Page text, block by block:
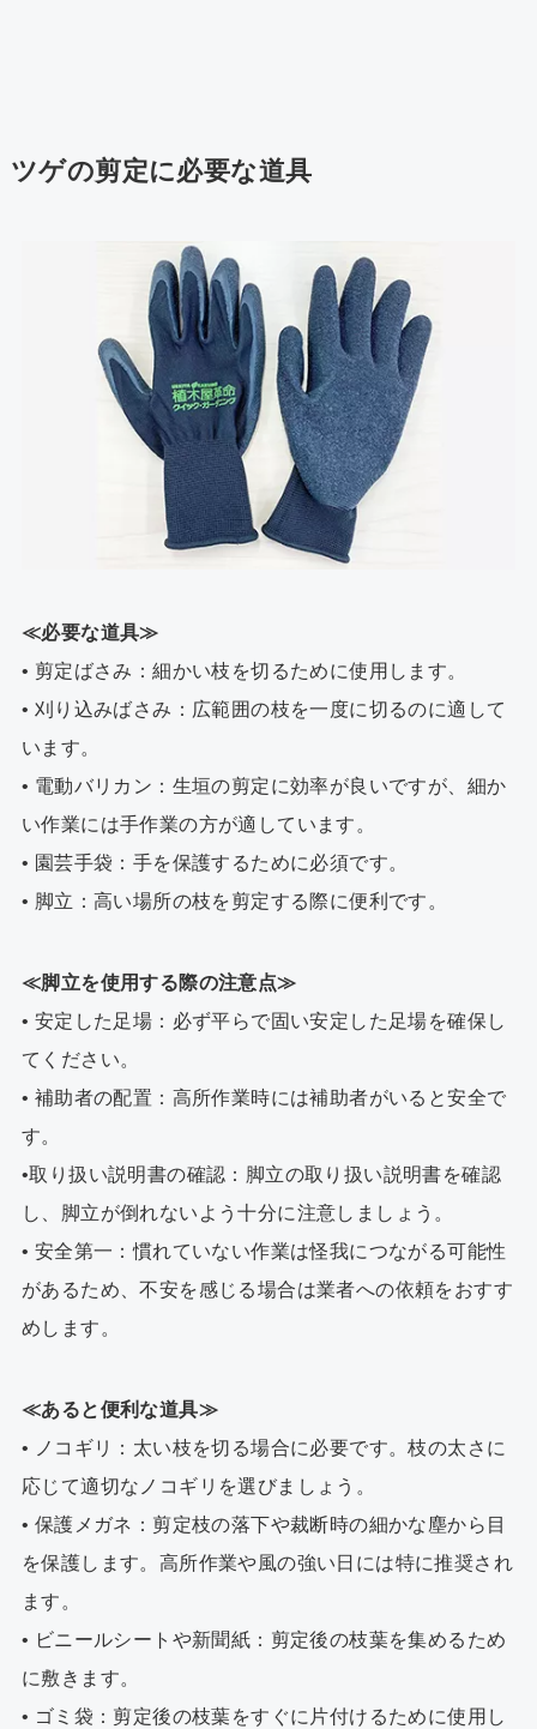
ツゲの剪定に必要な道具
≪必要な道具≫
• 剪定ばさみ：細かい枝を切るために使用します。
• 刈り込みばさみ：広範囲の枝を一度に切るのに適して
います。
• 電動バリカン：生垣の剪定に効率が良いですが、細か
い作業には手作業の方が適しています。
• 園芸手袋：手を保護するために必須です。
• 脚立：高い場所の枝を剪定する際に便利です。
≪脚立を使用する際の注意点≫
• 安定した足場：必ず平らで固い安定した足場を確保し
てください。
• 補助者の配置：高所作業時には補助者がいると安全で
す。
•取り扱い説明書の確認：脚立の取り扱い説明書を確認
し、脚立が倒れないよう十分に注意しましょう。
• 安全第一：慣れていない作業は怪我につながる可能性
があるため、不安を感じる場合は業者への依頼をおすす
めします。
≪あると便利な道具≫
• ノコギリ：太い枝を切る場合に必要です。枝の太さに
応じて適切なノコギリを選びましょう。
• 保護メガネ：剪定枝の落下や裁断時の細かな塵から目
を保護します。高所作業や風の強い日には特に推奨され
ます。
• ビニールシートや新聞紙：剪定後の枝葉を集めるため
に敷きます。
• ゴミ袋：剪定後の枝葉をすぐに片付けるために使用し